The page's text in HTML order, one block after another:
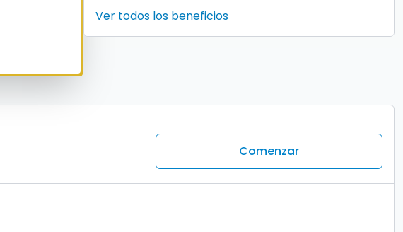
Ver todos los beneficios
Comenzar